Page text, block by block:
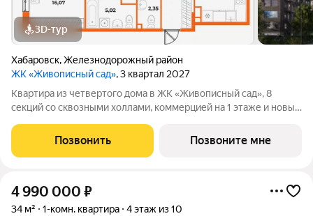
3D-тур
Хабаровск,Железнодорожный район
ЖК «Живописный сад», 3 квартал 2027
Квартира из четвертого дома в ЖК «Живописный сад», 8
секций со сквозными холлами, коммерцией на 1 этаже и новым
гармония жизни с природой. Масштабный проект в
перспективном динамично развивающемся
Позвонить Позвоните мне
4 990 000 ₽
34 м² 1-комн. квартира 4 этаж из 10